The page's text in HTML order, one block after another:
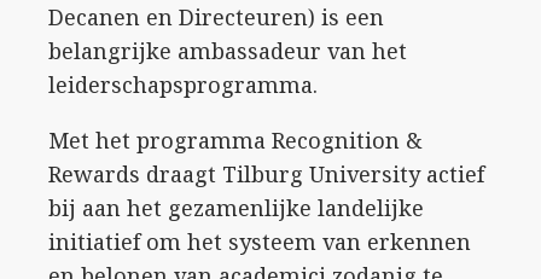
Decanen en Directeuren) is een
belangrijke ambassadeur van het
leiderschapsprogramma.
Met het programma Recognition &
Rewards draagt Tilburg University actief
bij aan het gezamenlijke landelijke
initiatief om het systeem van erkennen